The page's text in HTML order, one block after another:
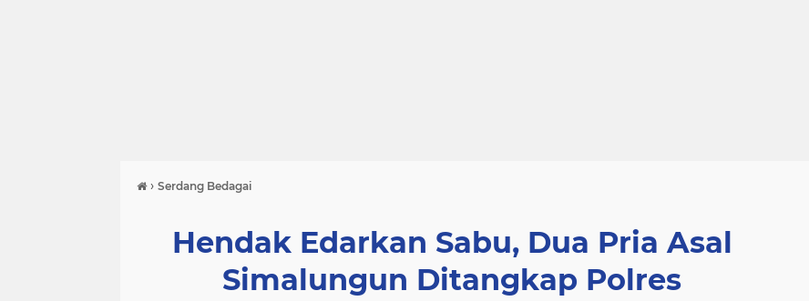
› Serdang Bedagai
Hendak Edarkan Sabu, Dua Pria Asal
Simalungun Ditangkap Polres